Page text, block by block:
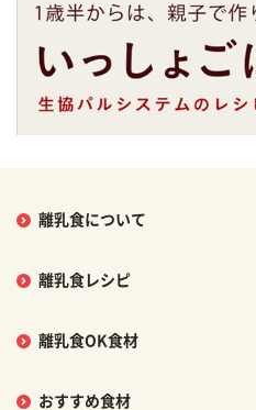
離乳食について
離乳食レシピ
離乳食OK食材
おすすめ食材